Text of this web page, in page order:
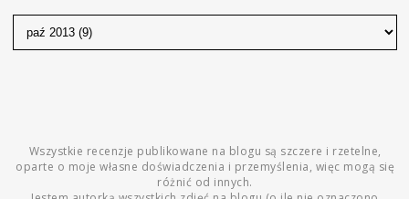
Wszystkie recenzje publikowane na blogu są szczere i rzetelne,
oparte o moje własne doświadczenia i przemyślenia, więc mogą się
różnić od innych.